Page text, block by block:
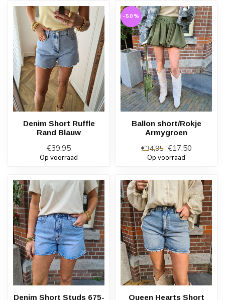
Denim Short Ruffle
Rand Blauw
€39,95
Op voorraad
-50%
Ballon short/Rokje
Armygroen
€34,95 €17,50
Op voorraad
Denim Short Studs 675- Queen Hearts Short